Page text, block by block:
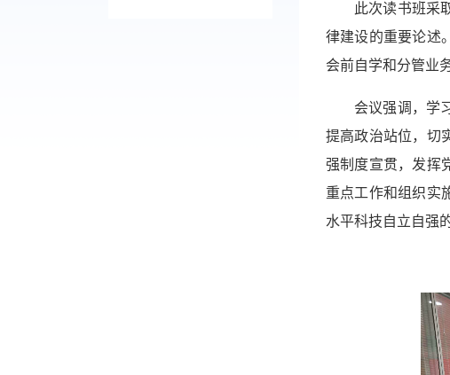
此次读书班采
律建设的重要论述
会前自学和分管业
会议强调，学
提高政治站位，切
强制度宣贯，发挥
重点工作和组织实
水平科技自立自强